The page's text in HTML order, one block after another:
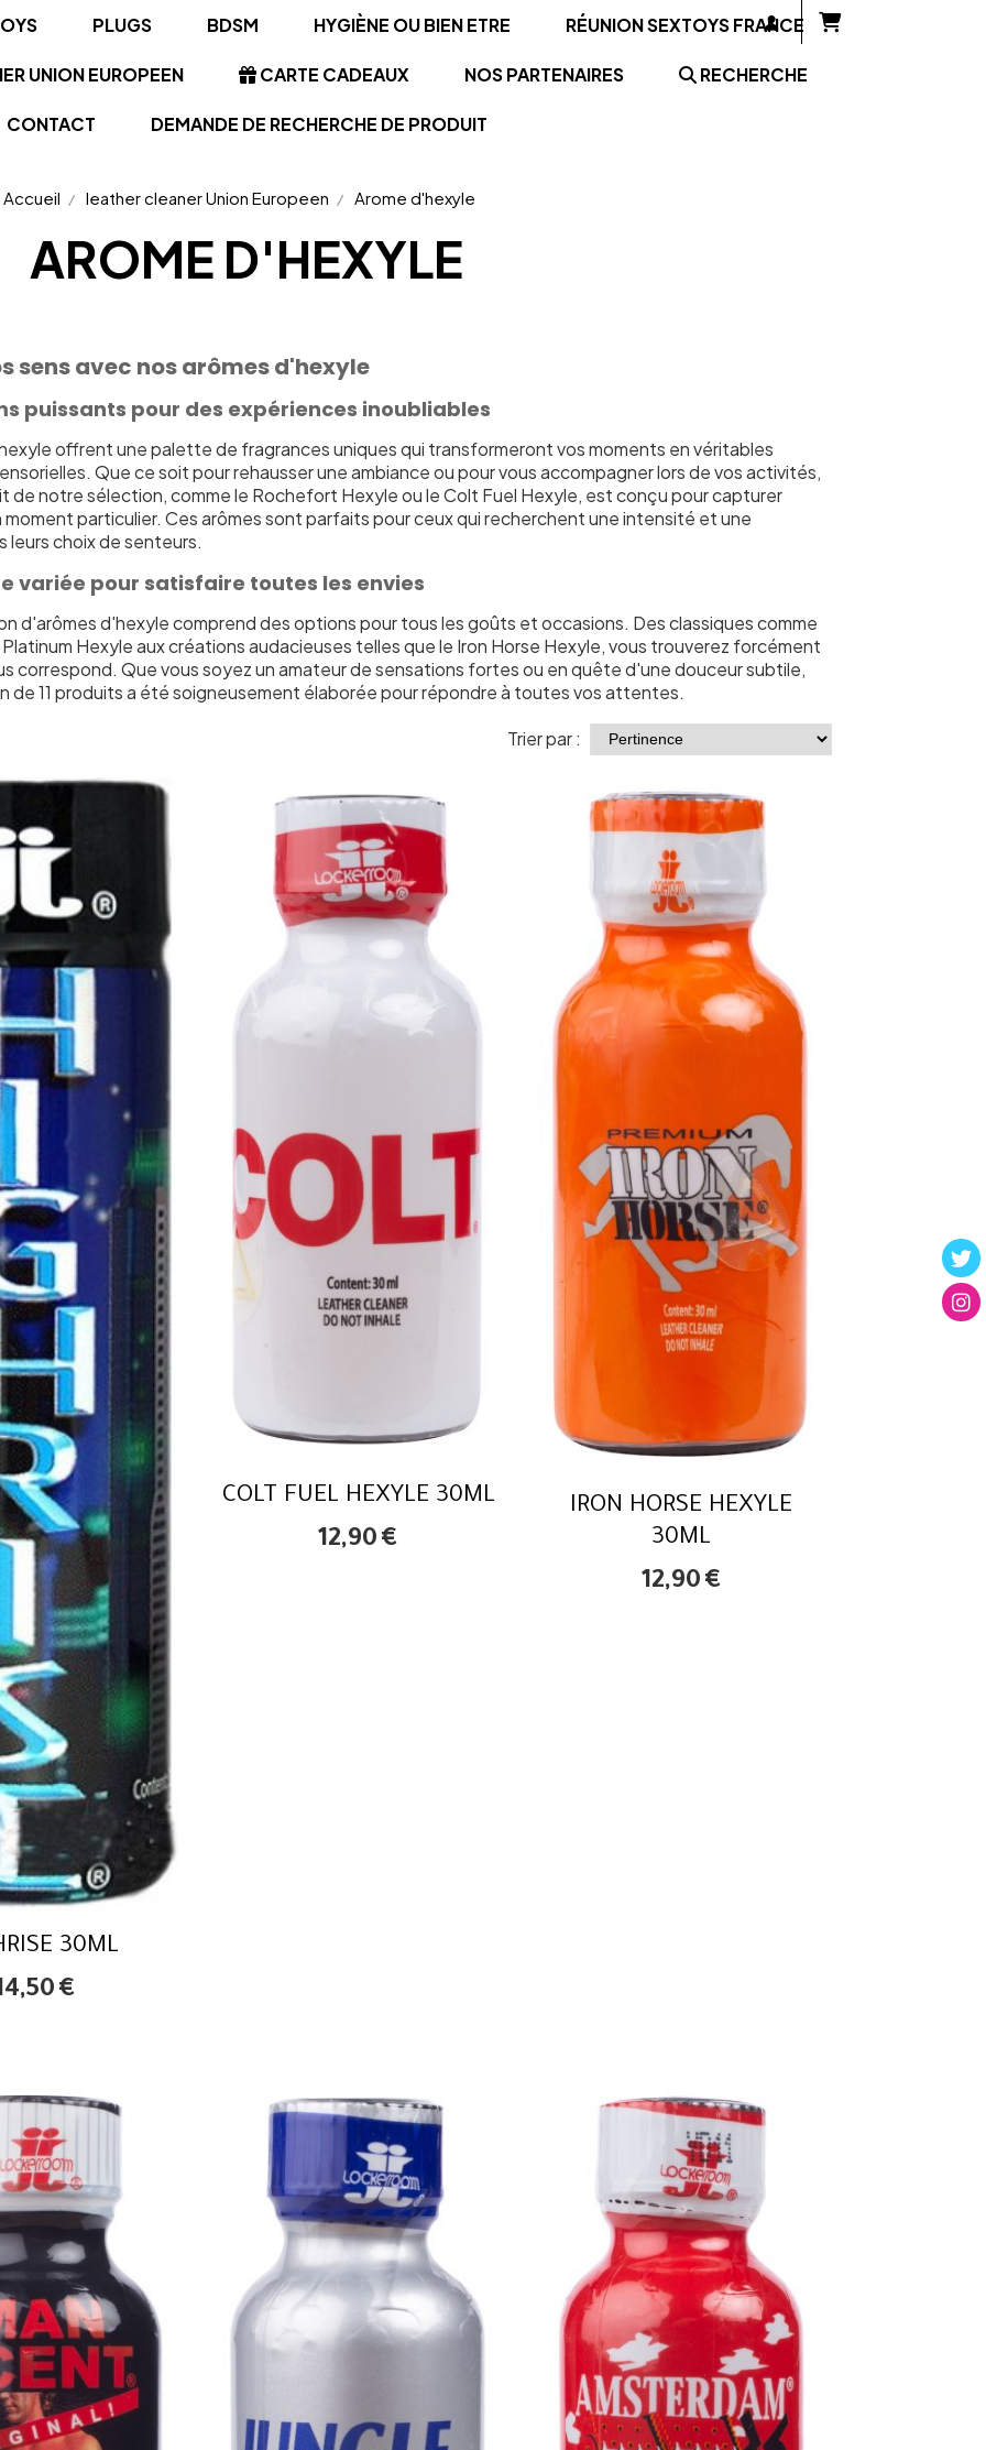
PLUGS BDSM HYGIÈNE OU BIEN ETRE RÉUNION SEXTOYS FRANCE
UNION EUROPEEN CARTE CADEAUX NOS PARTENAIRES RECHERCHE
CONTACT DEMANDE DE RECHERCHE DE PRODUIT
Accueil leather cleaner Union Europeen Arome d'hexyle
AROME D'HEXYLE
sens avec nos arômes d'hexyle
puissants pour des expériences inoubliables
offrent une palette de fragrances uniques qui transformeront vos moments en véritables
Que ce soit pour rehausser une ambiance ou pour vous accompagner lors de vos activités,
de notre sélection, comme le Rochefort Hexyle ou le Colt Fuel Hexyle, est conçu pour capturer
particulier. Ces arômes sont parfaits pour ceux qui recherchent une intensité et une
leurs choix de senteurs.
variée pour satisfaire toutes les envies
d'arômes d'hexyle comprend des options pour tous les goûts et occasions. Des classiques comme
Platinum Hexyle aux créations audacieuses telles que le Iron Horse Hexyle, vous trouverez forcément
correspond. Que vous soyez un amateur de sensations fortes ou en quête d'une douceur subtile,
de 11 produits a été soigneusement élaborée pour répondre à toutes vos attentes.
Trier par :
30ML
€
COLT FUEL HEXYLE 30ML
12,90 €
IRON HORSE HEXYLE
30ML
12,90 €